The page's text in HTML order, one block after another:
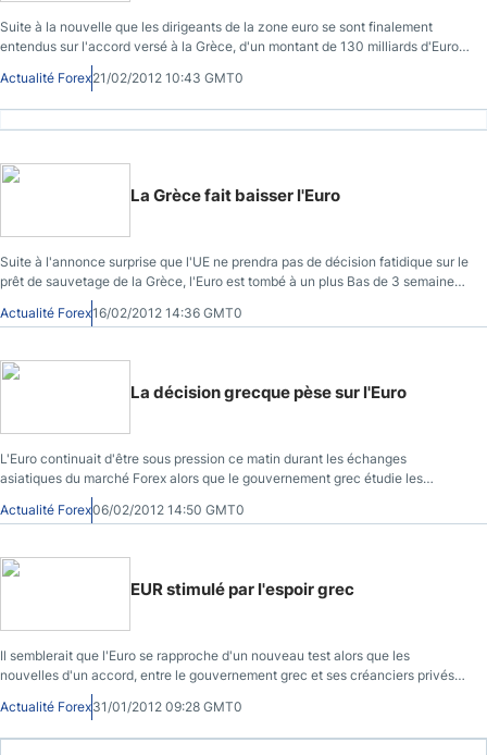
Suite à la nouvelle que les dirigeants de la zone euro se sont finalement
entendus sur l'accord versé à la Grèce, d'un montant de 130 milliards d'Euros,
nécessaires pour éviter un défaut désordonné
Actualité Forex21/02/2012 10:43 GMT0
La Grèce fait baisser l'Euro
Suite à l'annonce surprise que l'UE ne prendra pas de décision fatidique sur le
prêt de sauvetage de la Grèce, l'Euro est tombé à un plus Bas de 3 semaines
contre le Dollar américain
Actualité Forex16/02/2012 14:36 GMT0
La décision grecque pèse sur l'Euro
L'Euro continuait d'être sous pression ce matin durant les échanges
asiatiques du marché Forex alors que le gouvernement grec étudie les
nouveaux termes et conditions du second prêt de sauvetage à l'approche de
la date limite de l'accord actuel
Actualité Forex06/02/2012 14:50 GMT0
EUR stimulé par l'espoir grec
Il semblerait que l'Euro se rapproche d'un nouveau test alors que les
nouvelles d'un accord, entre le gouvernement grec et ses créanciers privés
est sur le point d'être signé
Actualité Forex31/01/2012 09:28 GMT0